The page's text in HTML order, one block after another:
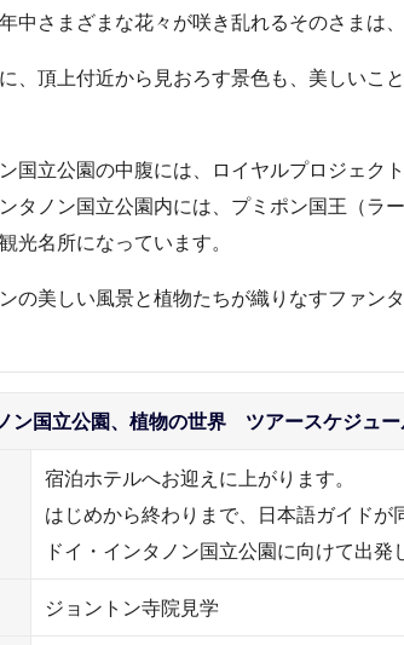
中さまざまな花々が咲き乱れるそのさまは
、頂上付近から見おろす景色も、美しいこ
国立公園の中腹には、ロイヤルプロジェク
タノン国立公園内には、プミポン国王（ラ
光名所になっています。
の美しい風景と植物たちが織りなすファン
ン国立公園、植物の世界 ツアースケジュ
宿泊ホテルへお迎えに上がります。
はじめから終わりまで、日本語ガイドが
ドイ・インタノン国立公園に向けて出発
ジョントン寺院見学